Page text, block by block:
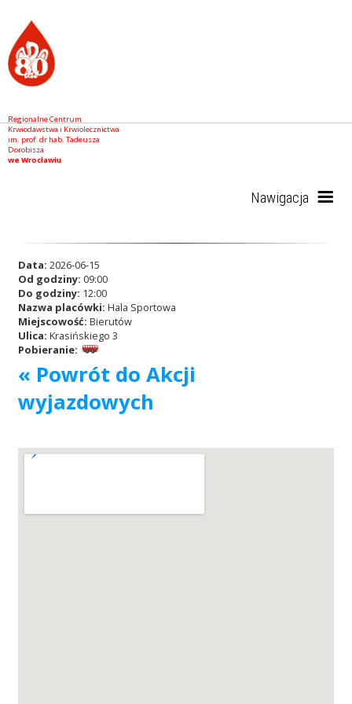
Regionalne Centrum
Krwiodawstwa i Krwiolecznictwa
im. prof. dr hab. Tadeusza
Dorobisza
we Wrocławiu
Nawigacja
RCKiK
Akcje wyjazdowe
Krwiodawcy
Szpitale
Data: 2026-06-15
Od godziny: 09:00
Do godziny: 12:00
Nazwa placówki: Hala Sportowa
Miejscowość: Bierutów
Ulica: Krasińskiego 3
Pobieranie:
« Powrót do Akcji
wyjazdowych